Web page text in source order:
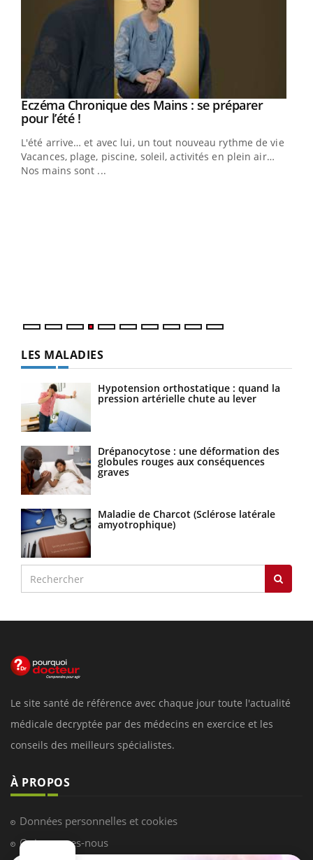
Youtube
Eczéma Chronique des Mains : se préparer
pour l’été !Youtube
L'été arrive… et avec lui, un tout nouveau rythme de vie !
Vacances, plage, piscine, soleil, activités en plein air…
Nos mains sont ...
LES MALADIES
Hypotension orthostatique : quand la
pression artérielle chute au lever
Drépanocytose : une déformation des
globules rouges aux conséquences
graves
Maladie de Charcot (Sclérose latérale
amyotrophique)
Le site santé de référence avec chaque jour toute l'actualité
médicale decryptée par des médecins en exercice et les
conseils des meilleurs spécialistes.
À PROPOS
Données personnelles et cookies
Qui sommes-nous